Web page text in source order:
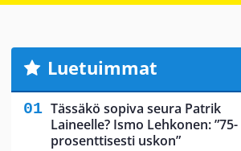
Luetuimmat
Tässäkö sopiva seura Patrik
Laineelle? Ismo Lehkonen: ”75-
prosenttisesti uskon”